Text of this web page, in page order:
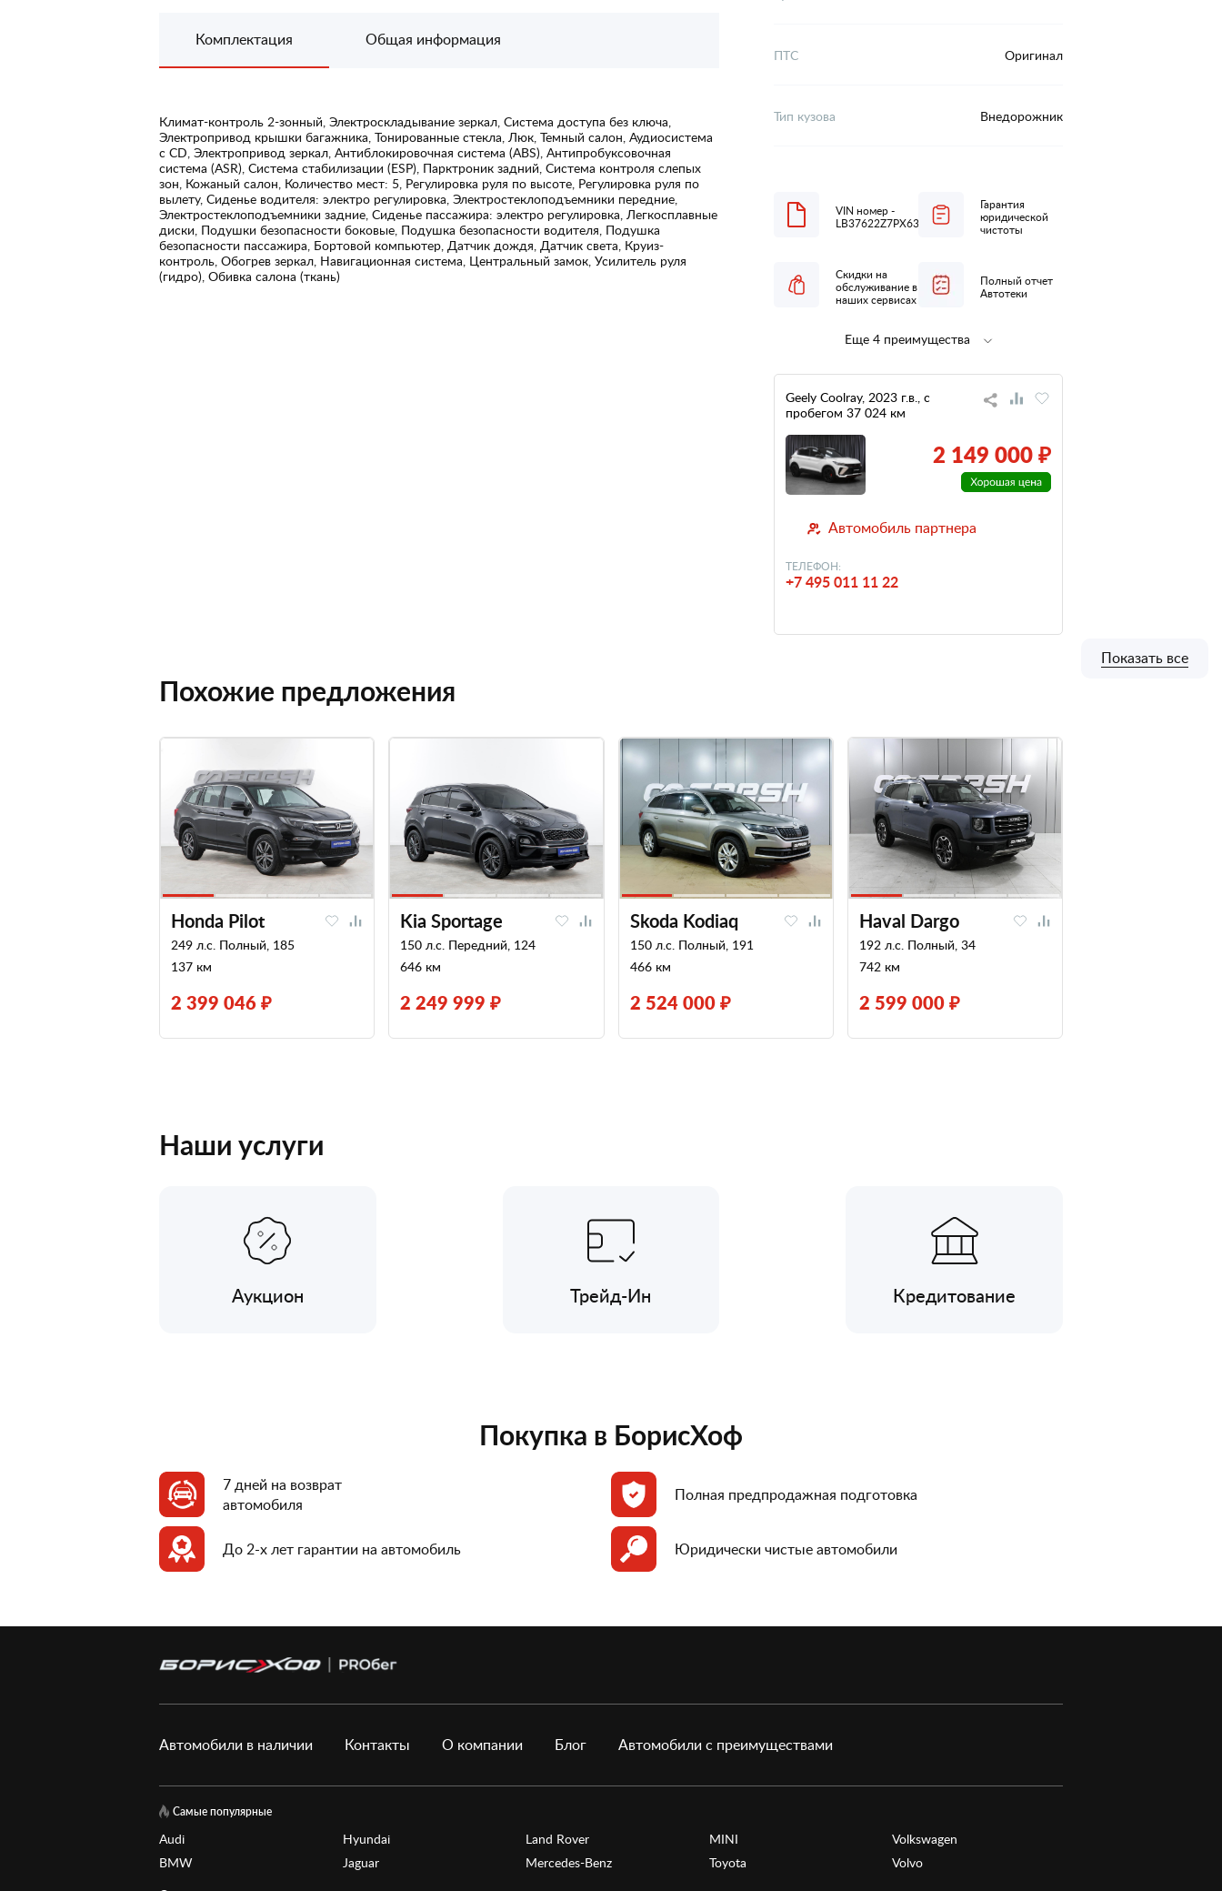
Комплектация Общая информация
Климат-контроль 2-зонный, Электроскладывание зеркал, Система доступа без ключа,
Электропривод крышки багажника, Тонированные стекла, Люк, Темный салон, Аудиосистема
с CD, Электропривод зеркал, Антиблокировочная система (ABS), Антипробуксовочная
система (ASR), Система стабилизации (ESP), Парктроник задний, Система контроля слепых
зон, Кожаный салон, Количество мест: 5, Регулировка руля по высоте, Регулировка руля по
вылету, Сиденье водителя: электро регулировка, Электростеклоподъемники передние,
Электростеклоподъемники задние, Сиденье пассажира: электро регулировка, Легкосплавные
диски, Подушки безопасности боковые, Подушка безопасности водителя, Подушка
безопасности пассажира, Бортовой компьютер, Датчик дождя, Датчик света, Круиз-
контроль, Обогрев зеркал, Навигационная система, Центральный замок, Усилитель руля
(гидро), Обивка салона (ткань)
ПТС Оригинал
Тип кузова Внедорожник
VIN номер -
LB37622Z7PX639133
Гарантия
юридической
чистоты
Скидки на
обслуживание в
наших сервисах
Полный отчет
Автотеки
Полная
не участвовал
в ДТП
Еще 4 преимущества
Geely Coolray, 2023 г.в., с
пробегом 37 024 км
2 149 000 ₽
Автомобиль партнера
ТЕЛЕФОН:
+7 495 011 11 22
Похожие предложения
Honda Pilot
249 л.с. Полный, 185
137 км
2 399 046 ₽
Kia Sportage
150 л.с. Передний, 124
646 км
2 249 999 ₽
Skoda Kodiaq
150 л.с. Полный, 191
466 км
2 524 000 ₽
Haval Dargo
192 л.с. Полный, 34
742 км
2 599 000 ₽
Показать все
Наши услуги
Аукцион Трейд-Ин Кредитование
Покупка в БорисХоф
7 дней на возврат
автомобиля
Полная предпродажная подготовка
До 2-х лет гарантии на автомобиль Юридически чистые автомобили
Автомобили в наличии Контакты О компании Блог Автомобили с преимуществами
Самые популярные
Audi
BMW
Hyundai
Jaguar
Land Rover
Mercedes-Benz
MINI
Toyota
Volkswagen
Volvo